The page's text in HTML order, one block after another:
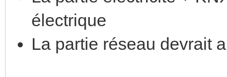
électrique
La partie réseau devrait